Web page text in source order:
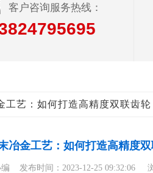
客户咨询服务热线：
工艺：如何打造高精度双联齿轮
冶金工艺：如何打造高精度
编 发布时间：2023-12-25 09:32:06